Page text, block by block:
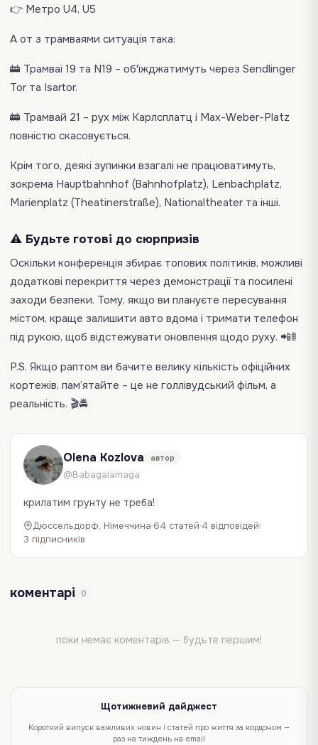
👉 Метро U4, U5
А от з трамваями ситуація така:
🚋 Трамваї 19 та N19 – об'їжджатимуть через Sendlinger
Tor та Isartor.
🚋 Трамвай 21 – рух між Карлсплатц і Max-Weber-Platz
повністю скасовується.
Крім того, деякі зупинки взагалі не працюватимуть,
зокрема Hauptbahnhof (Bahnhofplatz), Lenbachplatz,
Marienplatz (Theatinerstraße), Nationaltheater та інші.
⚠️ Будьте готові до сюрпризів
Оскільки конференція збирає топових політиків, можливі
додаткові перекриття через демонстрації та посилені
заходи безпеки. Тому, якщо ви плануєте пересування
містом, краще залишити авто вдома і тримати телефон
під рукою, щоб відстежувати оновлення щодо руху. 📲🚦
P.S. Якщо раптом ви бачите велику кількість офіційних
кортежів, пам’ятайте – це не голлівудський фільм, а
реальність. 🎬🚔
Olena Kozlova автор
@Babagalamaga
крилатим грунту не треба!
Дюссельдорф, Німеччина 64 статей 4 відповідей
3 підписників
коментарі 0
поки немає коментарів — будьте першим!
Щотижневий дайджест
Короткий випуск важливих новин і статей про життя за кордоном —
раз на тиждень на email